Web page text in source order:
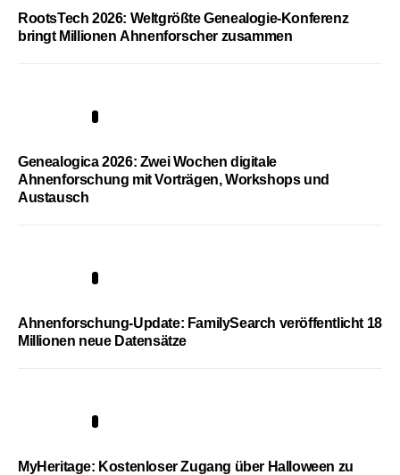
RootsTech 2026: Weltgrößte Genealogie-Konferenz
bringt Millionen Ahnenforscher zusammen
Genealogica 2026: Zwei Wochen digitale
Ahnenforschung mit Vorträgen, Workshops und
Austausch
Ahnenforschung-Update: FamilySearch veröffentlicht 18
Millionen neue Datensätze
MyHeritage: Kostenloser Zugang über Halloween zu